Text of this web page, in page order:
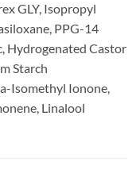
GLY, Isopropyl
PPG-14
Hydrogenated Castor
Starch
Isomethyl Ionone,
Linalool